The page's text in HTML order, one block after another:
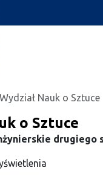
Wydział Nauk o Sztuce
o Sztuce
drugiego